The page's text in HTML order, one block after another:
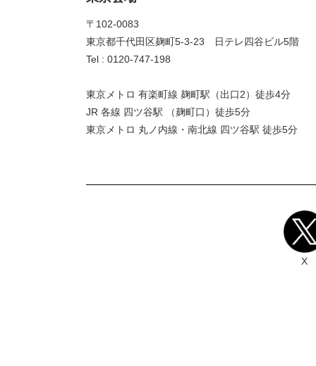
〒102-0083
東京都千代田区麹町5-3-23 日テレ四谷ビル5階
Tel : 0120-747-198
東京メトロ 有楽町線 麹町駅（出口2）徒歩4分
JR 各線 四ツ谷駅 （麹町口）徒歩5分
東京メトロ 丸ノ内線・南北線 四ツ谷駅 徒歩5分
X